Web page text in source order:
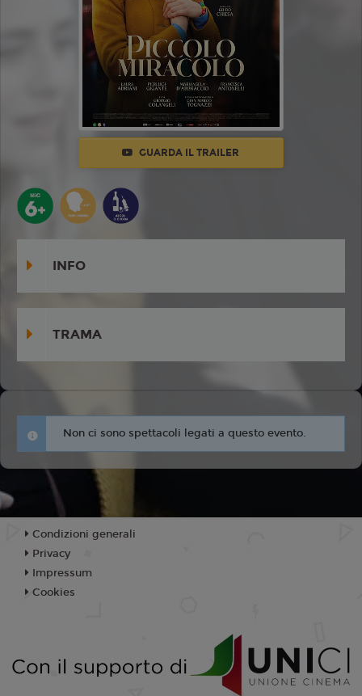
GUARDA IL TRAILER
INFO
TRAMA
Non ci sono spettacoli legati a questo evento.
Condizioni generali
Privacy
Impressum
Cookies